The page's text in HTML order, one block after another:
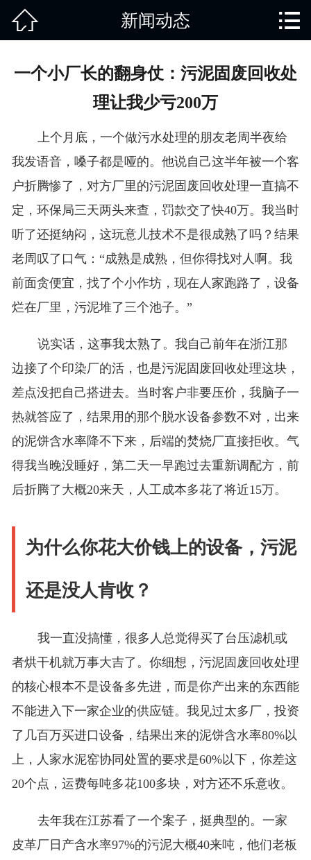
回收范围
服务项目
新闻动态
免责说明
 新闻动态 
一个小厂长的翻身仗：污泥固废回收处
理让我少亏200万
上个月底，一个做污水处理的朋友老周半夜给
我发语音，嗓子都是哑的。他说自己这半年被一个客
户折腾惨了，对方厂里的污泥固废回收处理一直搞不
定，环保局三天两头来查，罚款交了快40万。我当时
听了还挺纳闷，这玩意儿技术不是很成熟了吗？结果
老周叹了口气：“成熟是成熟，但你得找对人啊。我
前面贪便宜，找了个小作坊，现在人家跑路了，设备
烂在厂里，污泥堆了三个池子。”
说实话，这事我太熟了。我自己前年在浙江那
边接了个印染厂的活，也是污泥固废回收处理这块，
差点没把自己搭进去。当时客户非要压价，我脑子一
热就答应了，结果用的那个脱水设备参数不对，出来
的泥饼含水率降不下来，后端的焚烧厂直接拒收。气
得我当晚没睡好，第二天一早跑过去重新调配方，前
后折腾了大概20来天，人工成本多花了将近15万。
为什么你花大价钱上的设备，污泥
还是没人肯收？
我一直没搞懂，很多人总觉得买了台压滤机或
者烘干机就万事大吉了。你细想，污泥固废回收处理
的核心根本不是设备多先进，而是你产出来的东西能
不能进入下一家企业的供应链。我见过太多厂，投资
了几百万买进口设备，结果出来的泥饼含水率80%以
上，人家水泥窑协同处置的要求是60%以下，你差这
20个点，运费每吨多花100多块，对方还不乐意收。
去年我在江苏看了一个案子，挺典型的。一家
皮革厂日产含水率97%的污泥大概40来吨，他们老板